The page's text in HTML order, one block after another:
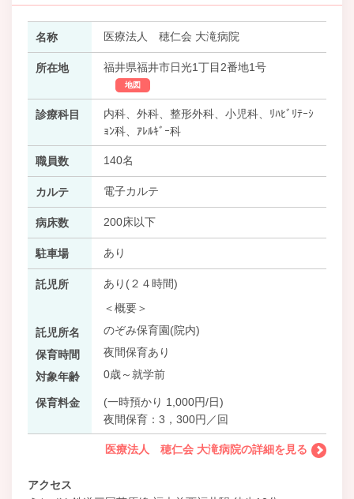
名称 医療法人 穂仁会 大滝病院
所在地 福井県福井市日光1丁目2番地1号
地図
診療科目
内科、外科、整形外科、小児科、ﾘﾊﾋﾞﾘﾃｰｼ
ｮﾝ科、ｱﾚﾙｷﾞｰ科
職員数 140名
カルテ 電子カルテ
病床数 200床以下
駐車場 あり
託児所
あり(２４時間)
＜概要＞
託児所名
のぞみ保育園(院内)
保育時間
夜間保育あり
対象年齢
0歳～就学前
保育料金
(一時預かり 1,000円/日)
夜間保育：3，300円／回
医療法人 穂仁会 大滝病院の詳細を見る
アクセス